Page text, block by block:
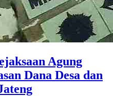
Agung
Dana Desa dan